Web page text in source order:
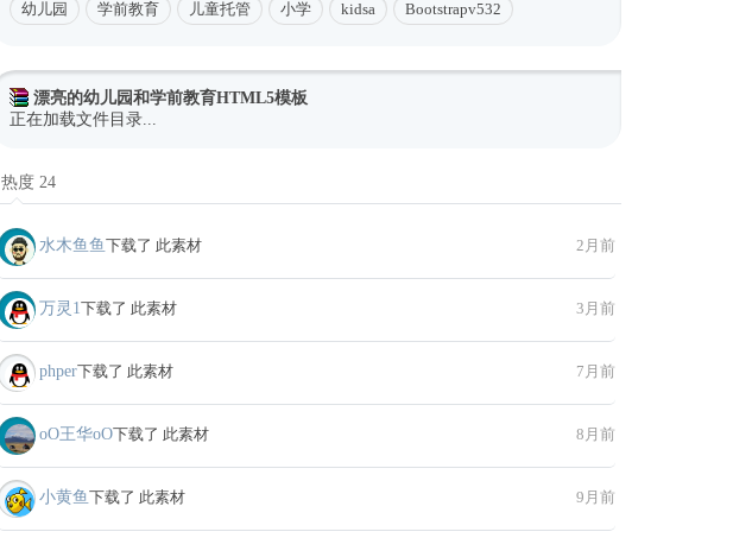
幼儿园 学前教育 儿童托管 小学 kidsa Bootstrapv532
漂亮的幼儿园和学前教育HTML5模板
正在加载文件目录...
热度 24
水木鱼鱼下载了 此素材 2月前
万灵1下载了 此素材 3月前
phper下载了 此素材 7月前
oО王华oО下载了 此素材 8月前
小黄鱼下载了 此素材 9月前